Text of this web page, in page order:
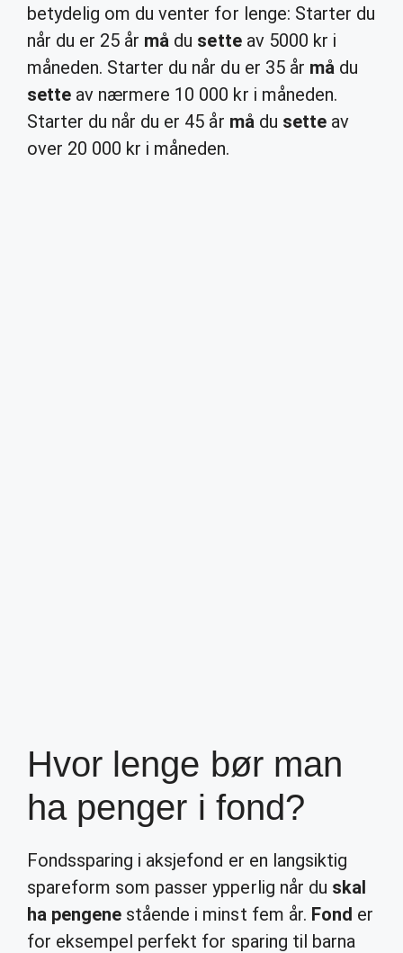
betydelig om du venter for lenge: Starter du
når du er 25 år må du setteav 5000 kr i
måneden. Starter du når du er 35 år mådu
sette av nærmere 10 000 kr i måneden.
Starter du når du er 45 år mådu setteav
over 20 000 kr i måneden.
Hvor lenge bør man
ha penger i fond?
Fondssparing i aksjefond er en langsiktig
spareform som passer ypperlig når du skal
ha pengene stående i minst fem år. Fond er
for eksempel perfekt for sparing til barna